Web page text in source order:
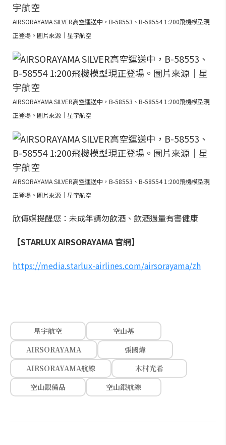
AIRSORAYAMA SILVER高空運送中，B-58553、B-58554 1:200飛機模型現
正登場。圖片來源｜星宇航空
AIRSORAYAMA SILVER高空運送中，B-58553、B-58554 1:200飛機模型現
正登場。圖片來源｜星宇航空
AIRSORAYAMA SILVER高空運送中，B-58553、B-58554 1:200飛機模型現
正登場。圖片來源｜星宇航空
欣傳媒提醒您：未成年請勿飲酒、飲酒過量有害健康
【STARLUX AIRSORAYAMA 官網】
https://media.starlux-airlines.com/airsorayama/zh
星宇航空
空山基
AIRSORAYAMA
張國煒
AIRSORAYAMA航線
木村光希
空山銀備品
空山銀航線